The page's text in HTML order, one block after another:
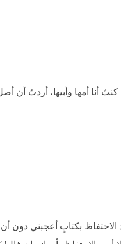
أنا أمها وأبيها، أردتُ أن
الاحتفاظ بكتابٍ أعجبني